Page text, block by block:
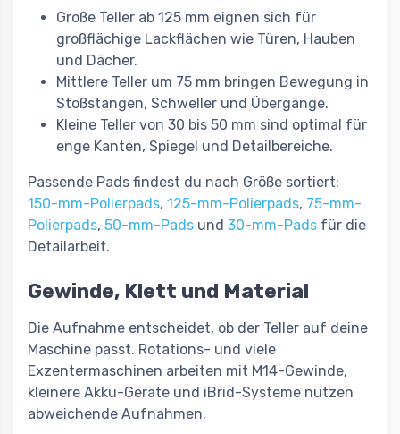
Große Teller ab 125 mm eignen sich für
großflächige Lackflächen wie Türen, Hauben
und Dächer.
Mittlere Teller um 75 mm bringen Bewegung in
Stoßstangen, Schweller und Übergänge.
Kleine Teller von 30 bis 50 mm sind optimal für
enge Kanten, Spiegel und Detailbereiche.
Passende Pads findest du nach Größe sortiert:
150-mm-Polierpads, 125-mm-Polierpads, 75-mm-
Polierpads, 50-mm-Pads und 30-mm-Pads für die
Detailarbeit.
Gewinde, Klett und Material
Die Aufnahme entscheidet, ob der Teller auf deine
Maschine passt. Rotations- und viele
Exzentermaschinen arbeiten mit M14-Gewinde,
kleinere Akku-Geräte und iBrid-Systeme nutzen
abweichende Aufnahmen.